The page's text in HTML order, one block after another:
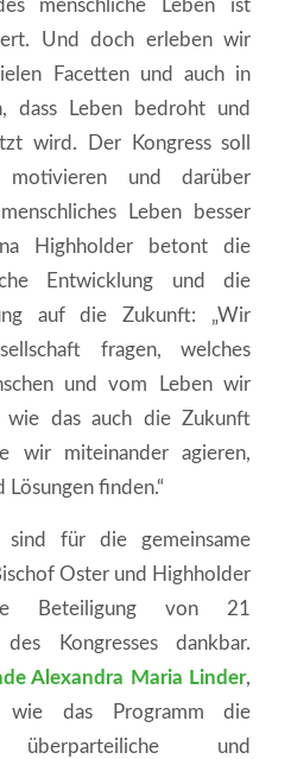
menschliche Leben ist
Und doch erleben wir
Facetten und auch in
dass Leben bedroht und
wird. Der Kongress soll
motivieren und darüber
Leben besser
Highholder betont die
Entwicklung und die
auf die Zukunft: „Wir
fragen, welches
und vom Leben wir
wie das auch die Zukunft
wir miteinander agieren,
finden.“
sind für die gemeinsame
Oster und Highholder
Beteiligung von 21
des Kongresses dankbar.
Alexandra Maria Linder,
wie das Programm die
überparteiliche und